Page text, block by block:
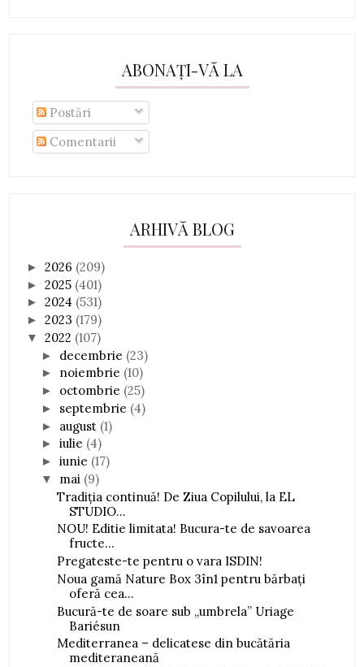
ABONAȚI-VĂ LA
Postări
Comentarii
ARHIVĂ BLOG
►2026 (209)
►2025 (401)
►2024 (531)
►2023 (179)
▼2022 (107)
► decembrie (23)
► noiembrie (10)
► octombrie (25)
► septembrie (4)
► august (1)
►iulie (4)
►iunie (17)
▼ mai (9)
Tradiția continuă! De Ziua Copilului, la EL
STUDIO...
NOU! Editie limitata! Bucura-te de savoarea
fructe...
Pregateste-te pentru o vara ISDIN!
Noua gamă Nature Box 3în1 pentru bărbați
oferă cea...
Bucură-te de soare sub „umbrela” Uriage
Bariésun
Mediterranea – delicatese din bucătăria
mediteraneană